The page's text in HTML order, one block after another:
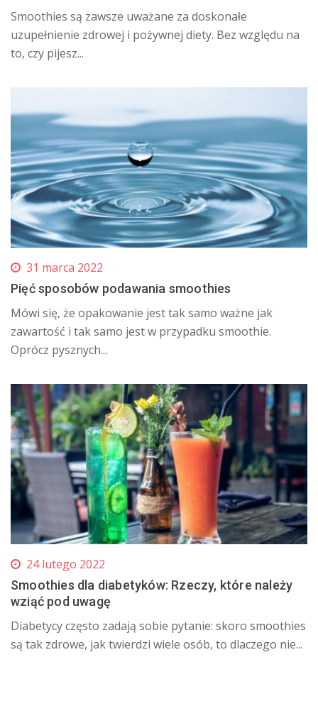
Smoothies są zawsze uważane za doskonałe
uzupełnienie zdrowej i pożywnej diety. Bez względu na
to, czy pijesz...
31 marca 2022
Pięć sposobów podawania smoothies
Mówi się, że opakowanie jest tak samo ważne jak
zawartość i tak samo jest w przypadku smoothie.
Oprócz pysznych...
24 lutego 2022
Smoothies dla diabetyków: Rzeczy, które należy
wziąć pod uwagę
Diabetycy często zadają sobie pytanie: skoro smoothies
są tak zdrowe, jak twierdzi wiele osób, to dlaczego nie...